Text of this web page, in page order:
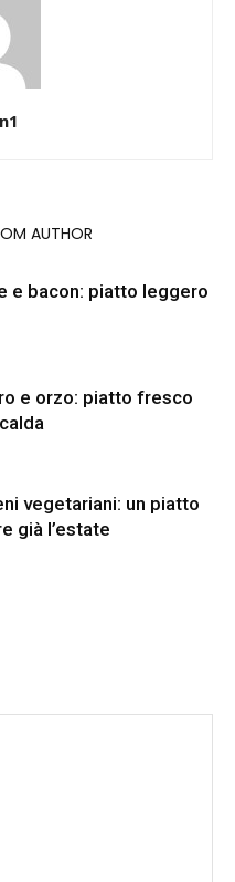
AUTHOR
e bacon: piatto leggero
e orzo: piatto fresco
vegetariani: un piatto
già l’estate